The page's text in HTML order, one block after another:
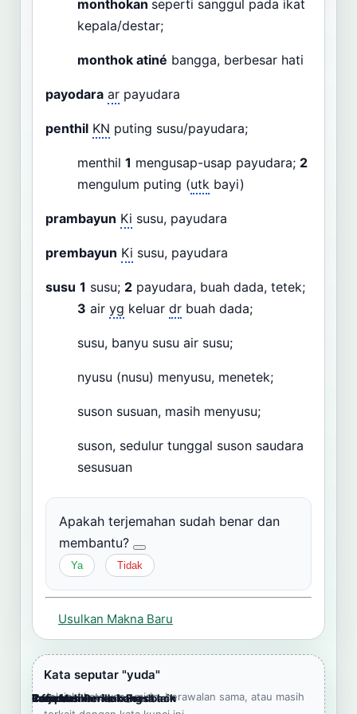
monthokan seperti sanggul pada ikat
kepala/destar;
monthok atiné bangga, berbesar hati
payodara ar payudara
penthil KN puting susu/payudara;
menthil 1 mengusap-usap payudara; 2
mengulum puting (utk bayi)
prambayun Ki susu, payudara
prembayun Ki susu, payudara
susu 1 susu; 2 payudara, buah dada, tetek;
3 air yg keluar dr buah dada;
susu, banyu susu air susu;
nyusu (nusu) menyusu, menetek;
suson susuan, masih menyusu;
suson, sedulur tunggal suson saudara
sesusuan
Apakah terjemahan sudah benar dan
membantu?
Ya Tidak
Usulkan Makna Baru
Cara Memberikan Feedback
Lampiran
Referensi Pendukung
Informasi
Terjemahkan ke bahasa lain
Kata seputar "yuda"
Jelajahi kata yang mirip, berawalan sama, atau masih